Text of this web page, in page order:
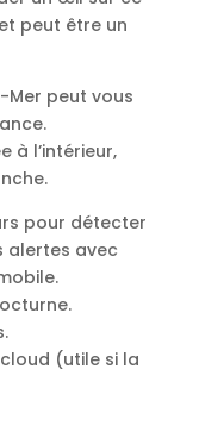
peut être un
Mer peut vous
à l’intérieur,
pour détecter
alertes avec
(utile si la